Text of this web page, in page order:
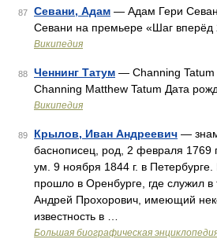
87 Севани, Адам — Адам Гери
Севани на премьере «Шаг вперёд
Википедия
88 Ченнинг Татум — Channing
Channing Matthew Tatum Дата
Википедия
89 Крылов, Иван Андреевич —
баснописец, род, 2 февраля 1769
ум. 9 ноября 1844 г. в
прошло в Оренбурге, где служил в
Андрей Прохорович, имеющий
известность в …
Большая биографическая